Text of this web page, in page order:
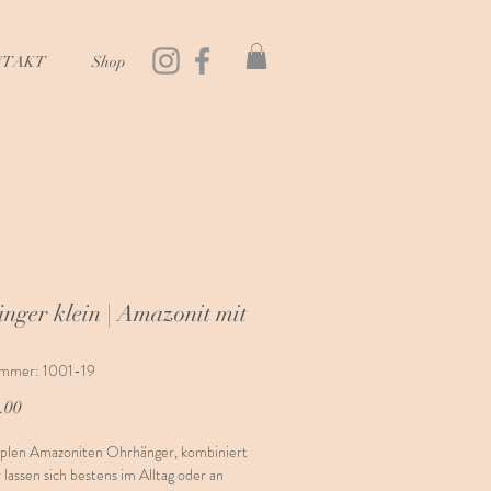
Shop
klein | Amazonit mit
1001-19
Preis
Amazoniten Ohrhänger, kombiniert
sich bestens im Alltag oder an